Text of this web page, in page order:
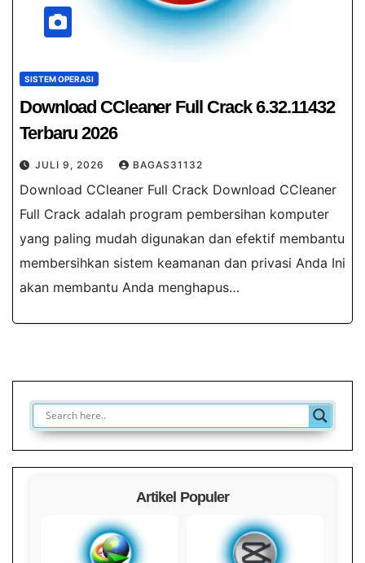
SISTEM OPERASI
Download CCleaner Full Crack​ 6.32.11432
Terbaru 2026
JULI 9, 2026 BAGAS31132
Download CCleaner Full Crack Download CCleaner
Full Crack adalah program pembersihan komputer
yang paling mudah digunakan dan efektif membantu
membersihkan sistem keamanan dan privasi Anda Ini
akan membantu Anda menghapus…
Artikel Populer